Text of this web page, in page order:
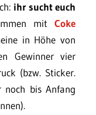
ihr sucht euch
mit Coke
in Höhe von
Gewinner vier
(bzw. Sticker.
noch bis Anfang